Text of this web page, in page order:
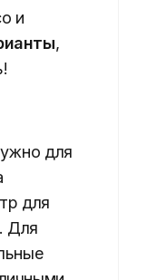
и
,
для
для
Для